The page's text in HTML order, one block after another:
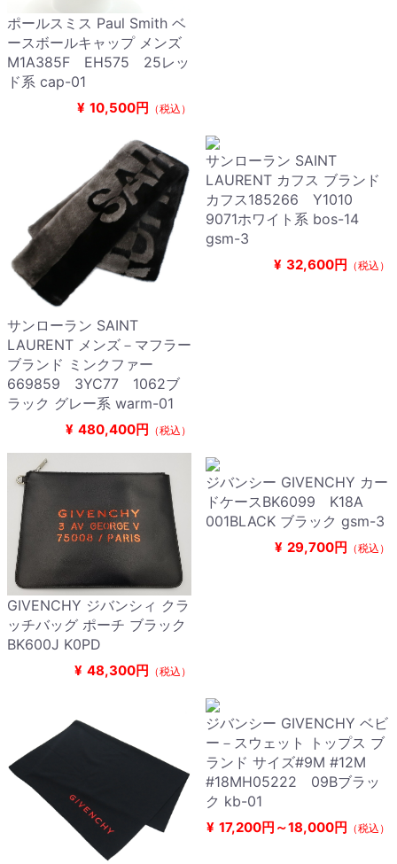
ポールスミス Paul Smith ベ
ースボールキャップ メンズ
M1A385F EH575 25レッ
ド系 cap-01
¥ 10,500円 （税込）
サンローラン SAINT
LAURENT メンズ－マフラー
ブランド ミンクファー
669859 3YC77 1062ブ
ラック グレー系 warm-01
¥ 480,400円 （税込）
サンローラン SAINT
LAURENT カフス ブランド
カフス185266 Y1010
9071ホワイト系 bos-14
gsm-3
¥ 32,600円 （税込）
GIVENCHY ジバンシィ クラ
ッチバッグ ポーチ ブラック
BK600J K0PD
¥ 48,300円 （税込）
ジバンシー GIVENCHY カー
ドケースBK6099 K18A
001BLACK ブラック gsm-3
¥ 29,700円 （税込）
ジバンシー GIVENCHY ベビ
ー－スウェット トップス ブ
ランド サイズ#9M #12M
#18MH05222 09Bブラッ
ク kb-01
¥ 17,200円～18,000円 （税込）